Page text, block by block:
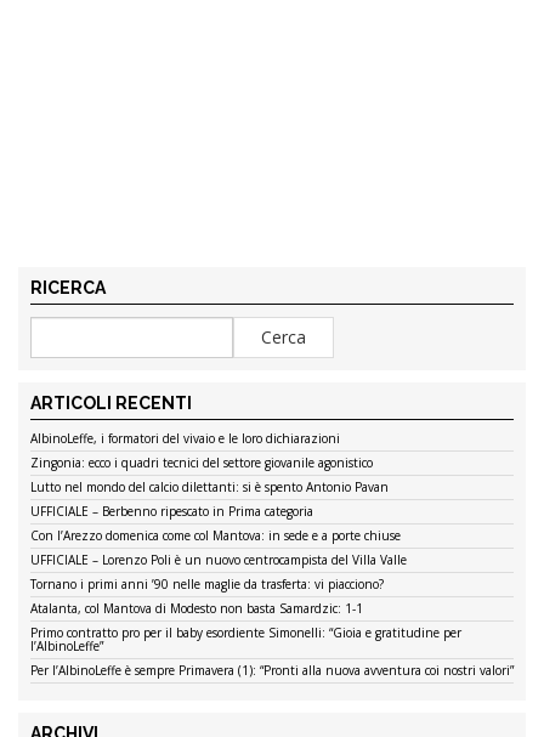
RICERCA
ARTICOLI RECENTI
AlbinoLeffe, i formatori del vivaio e le loro dichiarazioni
Zingonia: ecco i quadri tecnici del settore giovanile agonistico
Lutto nel mondo del calcio dilettanti: si è spento Antonio Pavan
UFFICIALE – Berbenno ripescato in Prima categoria
Con l’Arezzo domenica come col Mantova: in sede e a porte chiuse
UFFICIALE – Lorenzo Poli è un nuovo centrocampista del Villa Valle
Tornano i primi anni ’90 nelle maglie da trasferta: vi piacciono?
Atalanta, col Mantova di Modesto non basta Samardzic: 1-1
Primo contratto pro per il baby esordiente Simonelli: “Gioia e gratitudine per
l’AlbinoLeffe”
Per l’AlbinoLeffe è sempre Primavera (1): “Pronti alla nuova avventura coi nostri valori”
ARCHIVI